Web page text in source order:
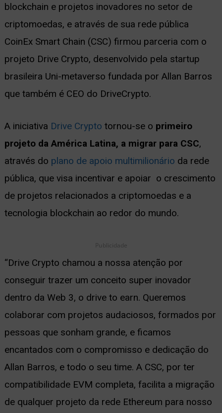
blockchain e projetos inovadores no setor de
criptomoedas, e através de sua rede pública
CoinEx Smart Chain (CSC) firmou parceria com o
projeto Drive Crypto, desenvolvido pela startup
brasileira Uni-metaverso fundada por Allan Barros
que também é CEO do DriveCrypto.
A iniciativa Drive Crypto tornou-se o primeiro
projeto da América Latina, a migrar para CSC,
através do plano de apoio multimilionário da rede
pública, que visa incentivar e apoiar o crescimento
de projetos relacionados a criptomoedas e a
tecnologia blockchain ao redor do mundo.
Publicidade
“Drive Crypto chamou a nossa atenção por
conseguir trazer um conceito super inovador
dentro da Web 3, o drive to earn. Queremos
colaborar com projetos audaciosos, formados por
pessoas que sonham grande, e ficamos
encantados com o compromisso e dedicação do
Allan Barros, e todo o seu time. A CSC, por ter
compatibilidade EVM completa, facilita a migração
de qualquer projeto da rede Ethereum para nosso